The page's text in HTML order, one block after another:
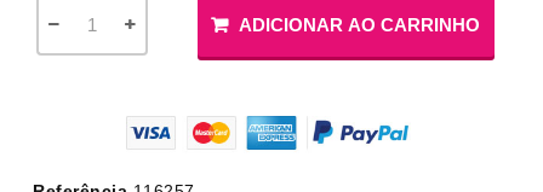
ADICIONAR AO CARRINHO